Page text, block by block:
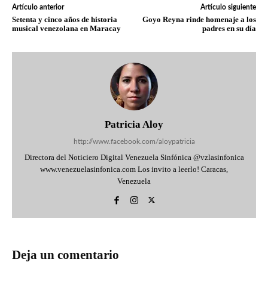
Artículo anterior
Setenta y cinco años de historia
musical venezolana en Maracay
Artículo siguiente
Goyo Reyna rinde homenaje a los
padres en su día
Patricia Aloy
http://www.facebook.com/aloypatricia
Directora del Noticiero Digital Venezuela Sinfónica @vzlasinfonica
www.venezuelasinfonica.com Los invito a leerlo! Caracas,
Venezuela
Deja un comentario